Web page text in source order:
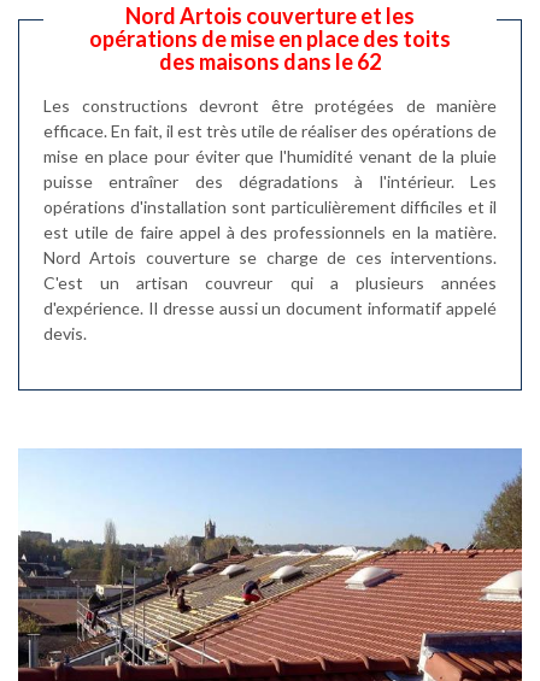
Nord Artois couverture et les
opérations de mise en place des toits
des maisons dans le 62
Les constructions devront être protégées de manière
efficace. En fait, il est très utile de réaliser des opérations de
mise en place pour éviter que l'humidité venant de la pluie
puisse entraîner des dégradations à l'intérieur. Les
opérations d'installation sont particulièrement difficiles et il
est utile de faire appel à des professionnels en la matière.
Nord Artois couverture se charge de ces interventions.
C'est un artisan couvreur qui a plusieurs années
d'expérience. Il dresse aussi un document informatif appelé
devis.